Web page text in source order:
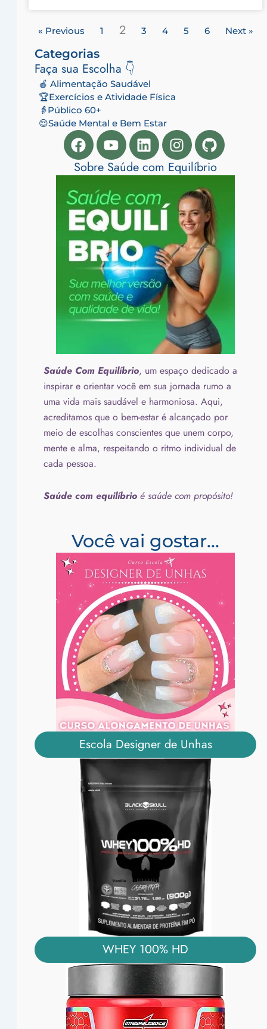
« Previous 1 2 3 4 5 6 Next »
Categorias
Faça sua Escolha 👇
🍎 Alimentação Saudável
🏆Exercícios e Atividade Física
👵Público 60+
😌Saúde Mental e Bem Estar
Facebook
YoutubeLinkedinInstagram
Github
Sobre Saúde com Equilíbrio
Saúde Com Equilíbrio, um espaço dedicado a
inspirar e orientar você em sua jornada rumo a
uma vida mais saudável e harmoniosa. Aqui,
acreditamos que o bem-estar é alcançado por
meio de escolhas conscientes que unem corpo,
mente e alma, respeitando o ritmo individual de
cada pessoa.
Saúde com equilíbrioé saúde com propósito!
Você vai gostar...
Escola Designer de Unhas
WHEY 100% HD